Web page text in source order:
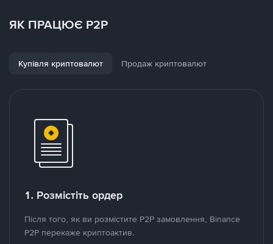
ЯК ПРАЦЮЄ P2P
Купівля криптовалют Продаж криптовалют
1. Розмістіть ордер
Після того, як ви розмістите P2P замовлення, Binance
P2P перекаже криптоактив.